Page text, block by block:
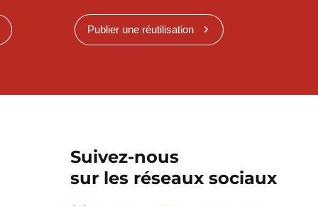
Publier une réutilisation
Suivez-nous
sur les réseaux sociaux